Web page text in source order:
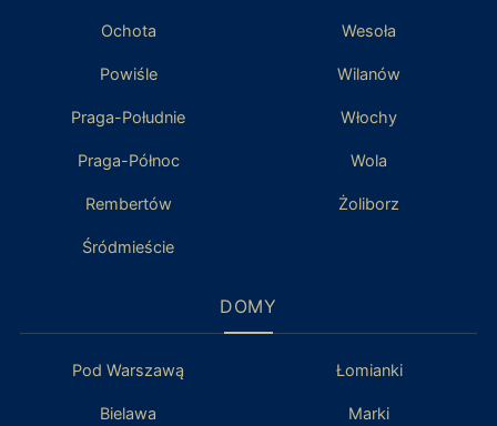
Ochota
Powiśle
Praga-Południe
Praga-Północ
Rembertów
Śródmieście
Wesoła
Wilanów
Włochy
Wola
Żoliborz
DOMY
Pod Warszawą
Bielawa
Łomianki
Marki